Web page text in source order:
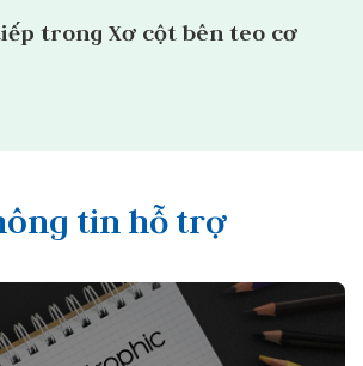
trong Xơ cột bên teo cơ
tin hỗ trợ